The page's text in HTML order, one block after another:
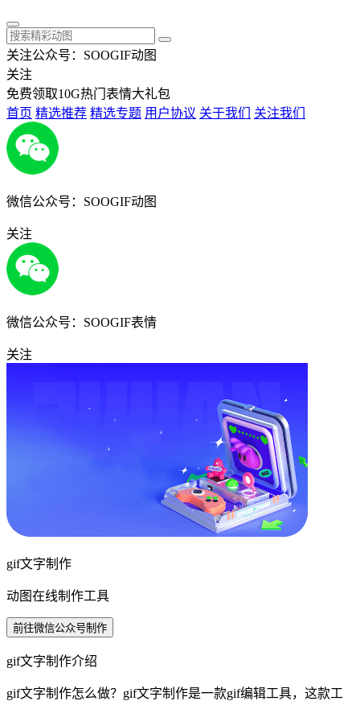
关注公众号：SOOGIF动图
关注
免费领取10G热门表情大礼包
首页 精选推荐 精选专题 用户协议 关于我们 关注我们
微信公众号：SOOGIF动图
关注
微信公众号：SOOGIF表情
关注
gif文字制作
动图在线制作工具
前往微信公众号制作
gif文字制作介绍
gif文字制作怎么做？gif文字制作是一款gif编辑工具，这款工